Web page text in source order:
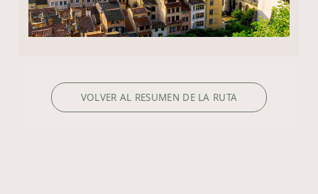
VOLVER AL RESUMEN DE LA RUTA